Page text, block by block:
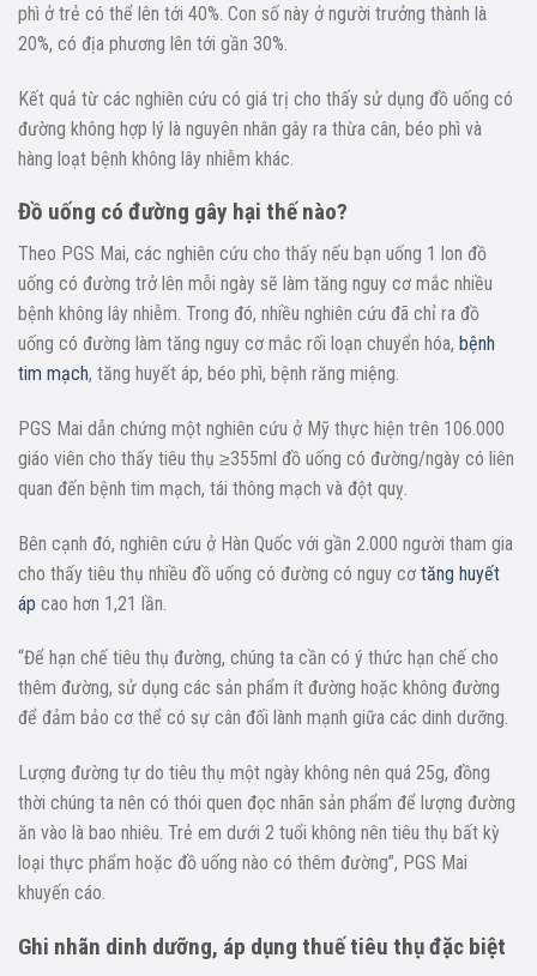
phì ở trẻ có thể lên tới 40%. Con số này ở người trưởng thành là
20%, có địa phương lên tới gần 30%.
Kết quả từ các nghiên cứu có giá trị cho thấy sử dụng đồ uống có
đường không hợp lý là nguyên nhân gây ra thừa cân, béo phì và
hàng loạt bệnh không lây nhiễm khác.
Đồ uống có đường gây hại thế nào?
Theo PGS Mai, các nghiên cứu cho thấy nếu bạn uống 1 lon đồ
uống có đường trở lên mỗi ngày sẽ làm tăng nguy cơ mắc nhiều
bệnh không lây nhiễm. Trong đó, nhiều nghiên cứu đã chỉ ra đồ
uống có đường làm tăng nguy cơ mắc rối loạn chuyển hóa, bệnh
tim mạch, tăng huyết áp, béo phì, bệnh răng miệng.
PGS Mai dẫn chứng một nghiên cứu ở Mỹ thực hiện trên 106.000
giáo viên cho thấy tiêu thụ ≥355ml đồ uống có đường/ngày có liên
quan đến bệnh tim mạch, tái thông mạch và đột quỵ.
Bên cạnh đó, nghiên cứu ở Hàn Quốc với gần 2.000 người tham gia
cho thấy tiêu thụ nhiều đồ uống có đường có nguy cơ tăng huyết
áp cao hơn 1,21 lần.
“Để hạn chế tiêu thụ đường, chúng ta cần có ý thức hạn chế cho
thêm đường, sử dụng các sản phẩm ít đường hoặc không đường
để đảm bảo cơ thể có sự cân đối lành mạnh giữa các dinh dưỡng.
Lượng đường tự do tiêu thụ một ngày không nên quá 25g, đồng
thời chúng ta nên có thói quen đọc nhãn sản phẩm để lượng đường
ăn vào là bao nhiêu. Trẻ em dưới 2 tuổi không nên tiêu thụ bất kỳ
loại thực phẩm hoặc đồ uống nào có thêm đường”, PGS Mai
khuyến cáo.
Ghi nhãn dinh dưỡng, áp dụng thuế tiêu thụ đặc biệt